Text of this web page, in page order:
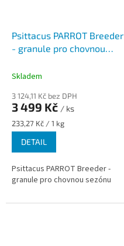
Psittacus PARROT Breeder
- granule pro chovnou
Skladem
3 124,11 Kč bez DPH
3 499 Kč / ks
Měrná
cena:
233,27 Kč / 1 kg
DETAIL
Psittacus PARROT Breeder -
granule pro chovnou sezónu